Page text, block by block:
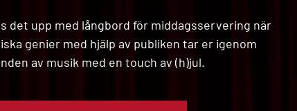
det upp med långbord för middagsservering när
genier med hjälp av publiken tar er igenom
av musik med en touch av (h)jul.